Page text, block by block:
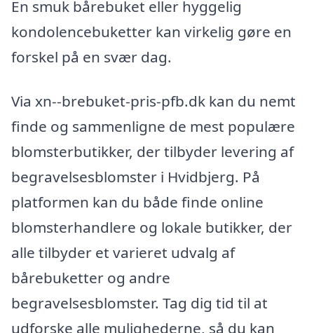
En smuk bårebuket eller hyggelig
kondolencebuketter kan virkelig gøre en
forskel på en svær dag.
Via xn--brebuket-pris-pfb.dk kan du nemt
finde og sammenligne de mest populære
blomsterbutikker, der tilbyder levering af
begravelsesblomster i Hvidbjerg. På
platformen kan du både finde online
blomsterhandlere og lokale butikker, der
alle tilbyder et varieret udvalg af
bårebuketter og andre
begravelsesblomster. Tag dig tid til at
udforske alle mulighederne, så du kan